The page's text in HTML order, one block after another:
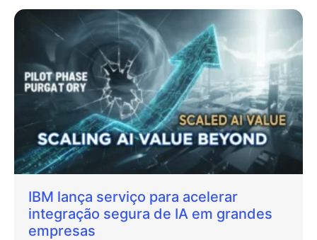
IBM lança serviço para acelerar
integração segura de IA em grandes
empresas